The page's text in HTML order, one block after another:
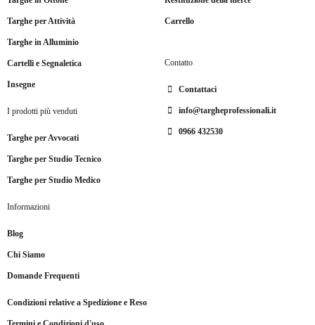
Targhe per Attività
Targhe in Alluminio
Cartelli e Segnaletica
Insegne
I prodotti più venduti
Targhe per Avvocati
Targhe per Studio Tecnico
Targhe per Studio Medico
Carrello
Contatto
Contattaci
info@targheprofessionali.it
0966 432530
Informazioni
Blog
Chi Siamo
Domande Frequenti
Condizioni relative a Spedizione e Reso